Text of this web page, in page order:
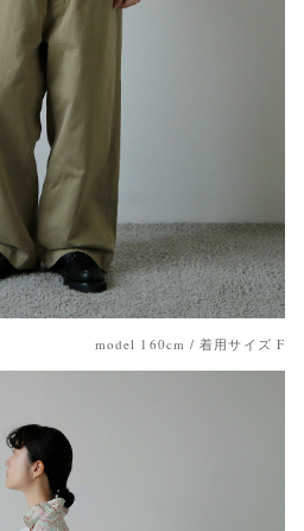
model 160cm / 着用サイズ F